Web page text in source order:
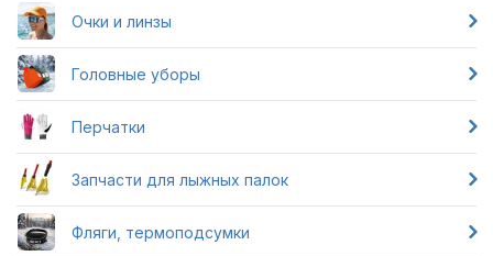
Очки и линзы
Головные уборы
Перчатки
Запчасти для лыжных палок
Фляги, термоподсумки